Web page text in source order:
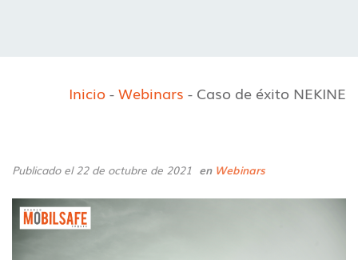
Inicio-Webinars - Caso de éxito NEKINE
Publicado el 22 de octubre de 2021 en Webinars